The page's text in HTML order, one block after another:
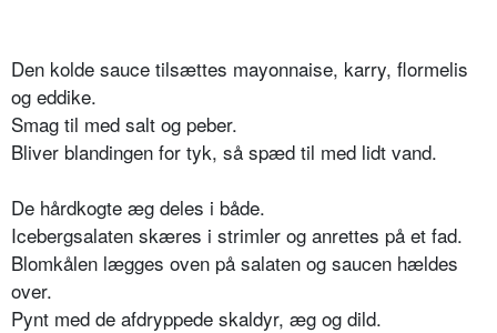
Den kolde sauce tilsættes mayonnaise, karry, flormelis
og eddike.
Smag til med salt og peber.
Bliver blandingen for tyk, så spæd til med lidt vand.
De hårdkogte æg deles i både.
Icebergsalaten skæres i strimler og anrettes på et fad.
Blomkålen lægges oven på salaten og saucen hældes
over.
Pynt med de afdryppede skaldyr, æg og dild.